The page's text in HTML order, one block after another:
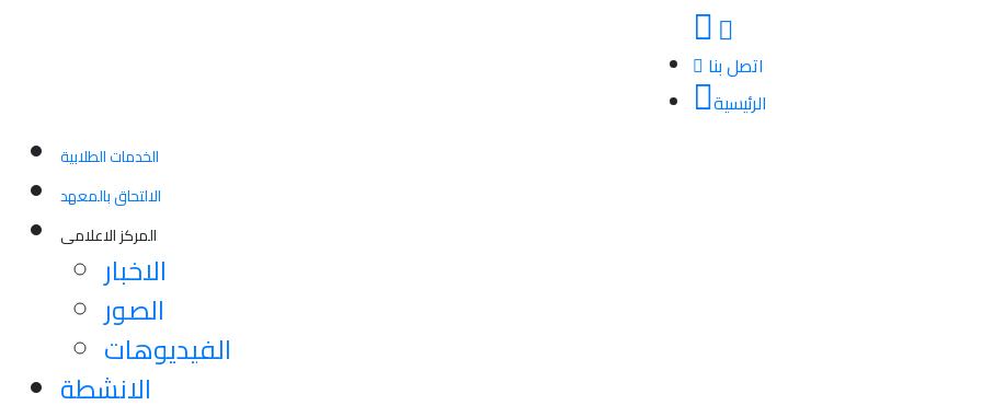
اتصل بنا
الرئيسية
الخدمات الطلابية
الالتحاق بالمعهد
المركز الاعلامى
الاخبار
الصور
الفيديوهات
الانشطة